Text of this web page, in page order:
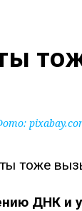
ДНК и